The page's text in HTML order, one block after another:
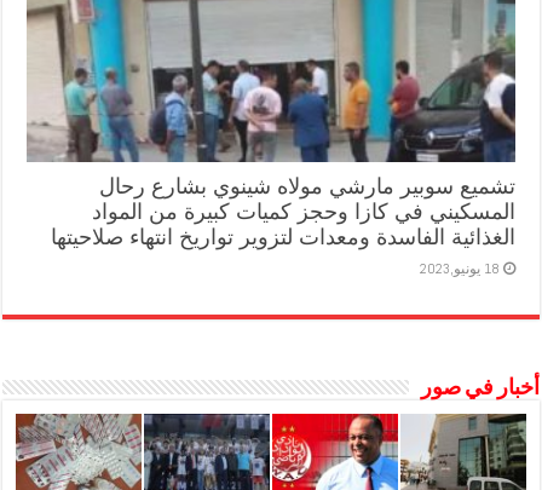
تشميع سوبير مارشي مولاه شينوي بشارع رحال
المسكيني في كازا وحجز كميات كبيرة من المواد
الغذائية الفاسدة ومعدات لتزوير تواريخ انتهاء صلاحيتها
18 يونيو,2023
أخبار في صور